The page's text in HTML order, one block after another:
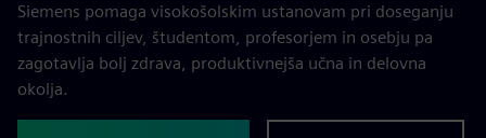
Siemens pomaga visokošolskim ustanovam pri doseganju
trajnostnih ciljev, študentom, profesorjem in osebju pa
zagotavlja bolj zdrava, produktivnejša učna in delovna
okolja.